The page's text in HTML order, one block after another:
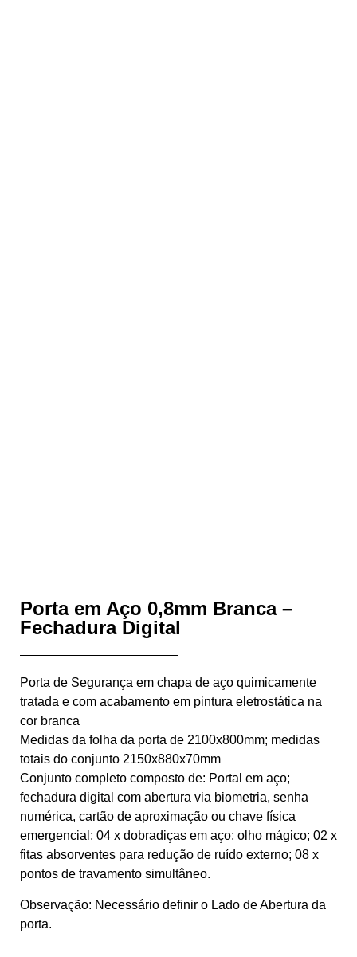
Porta em Aço 0,8mm Branca –
Fechadura Digital
Porta de Segurança em chapa de aço quimicamente
tratada e com acabamento em pintura eletrostática na
cor branca
Medidas da folha da porta de 2100x800mm; medidas
totais do conjunto 2150x880x70mm
Conjunto completo composto de: Portal em aço;
fechadura digital com abertura via biometria, senha
numérica, cartão de aproximação ou chave física
emergencial; 04 x dobradiças em aço; olho mágico; 02 x
fitas absorventes para redução de ruído externo; 08 x
pontos de travamento simultâneo.
Observação: Necessário definir o Lado de Abertura da
porta.